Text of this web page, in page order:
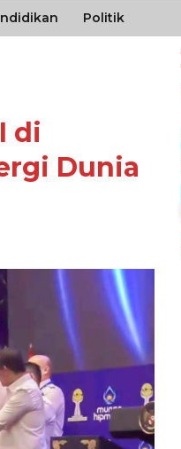
Politik
di
Dunia